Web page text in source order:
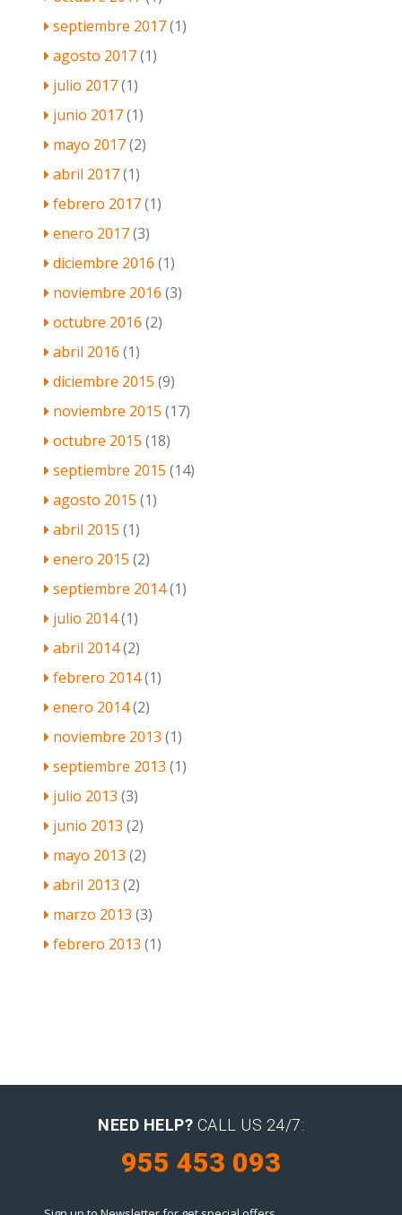
septiembre 2017(1)
agosto 2017(1)
julio 2017(1)
junio 2017(1)
mayo 2017(2)
abril 2017(1)
febrero 2017(1)
enero 2017(3)
diciembre 2016 (1)
noviembre 2016 (3)
octubre 2016 (2)
abril 2016 (1)
diciembre 2015 (9)
noviembre 2015 (17)
octubre 2015 (18)
septiembre 2015 (14)
agosto 2015 (1)
abril 2015 (1)
enero 2015 (2)
septiembre 2014(1)
julio 2014(1)
abril 2014(2)
febrero 2014(1)
enero 2014(2)
noviembre 2013 (1)
septiembre 2013 (1)
julio 2013 (3)
junio 2013 (2)
mayo 2013 (2)
abril 2013 (2)
marzo 2013 (3)
febrero 2013 (1)
NEED HELP? CALL US 24/7:
955 453 093